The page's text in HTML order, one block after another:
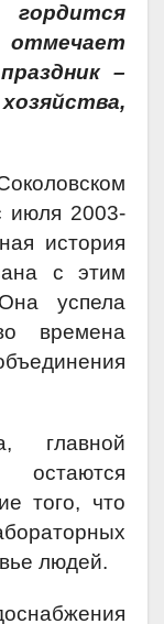
гордится
отмечает
–
июля 2003-
история
с этим
успела
времена
главной
того, что
людей.